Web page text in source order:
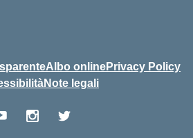
Albo onlinePrivacy Policy
Note legali